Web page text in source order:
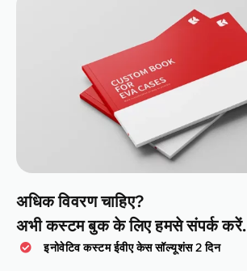
अधिक विवरण चाहिए?
अभी कस्टम बुक के लिए हमसे संपर्क करें.
इनोवेटिव कस्टम ईवीए केस सॉल्यूशंस 2 दिन